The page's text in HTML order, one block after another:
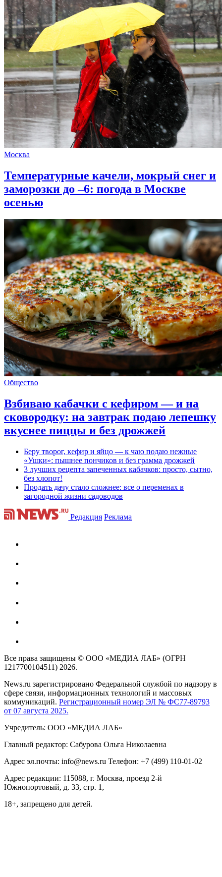
Москва
Температурные качели, мокрый снег и
заморозки до –6: погода в Москве
осенью
Общество
Взбиваю кабачки с кефиром — и на
сковородку: на завтрак подаю лепешку
вкуснее пиццы и без дрожжей
Беру творог, кефир и яйцо — к чаю подаю нежные
«Ушки»: пышнее пончиков и без грамма дрожжей
3 лучших рецепта запеченных кабачков: просто, сытно,
без хлопот!
Продать дачу стало сложнее: все о переменах в
загородной жизни садоводов
Редакция Реклама
Все права защищены © ООО «МЕДИА ЛАБ» (ОГРН
1217700104511) 2026.
News.ru зарегистрировано Федеральной службой по надзору в
сфере связи, информационных технологий и массовых
коммуникаций. Регистрационный номер ЭЛ № ФС77-89793
от 07 августа 2025.
Учредитель: ООО «МЕДИА ЛАБ»
Главный редактор: Сабурова Ольга Николаевна
Адрес эл.почты: info@news.ru Телефон: +7 (499) 110-01-02
Адрес редакции: 115088, г. Москва, проезд 2-й
Южнопортовый, д. 33, стр. 1,
18+, запрещено для детей.